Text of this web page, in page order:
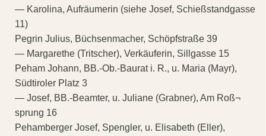
— Karolina, Aufräumerin (siehe Josef, Schießstandgasse
11)
Pegrin Julius, Büchsenmacher, Schöpfstraße 39
— Margarethe (Tritscher), Verkäuferin, Sillgasse 15
Peham Johann, BB.-Ob.-Baurat i. R., u. Maria (Mayr),
Südtiroler Platz 3
— Josef, BB.-Beamter, u. Juliane (Grabner), Am Roß¬
sprung 16
Pehamberger Josef, Spengler, u. Elisabeth (Eller),